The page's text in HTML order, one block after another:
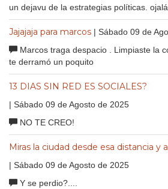
un dejavu de la estrategias políticas.
Jajajaja para marcos | Sábado 09 de
Marcos traga despacio . Limpiaste la
te derramó un poquito
13 DIAS SIN RED ES SOCIALES?
| Sábado 09 de Agosto de 2025
NO TE CREO!
Miras la ciudad desde esa distancia y
| Sábado 09 de Agosto de 2025
Y se perdio?....